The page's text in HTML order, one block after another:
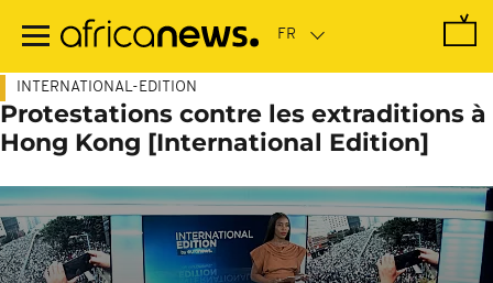
contenu
INTERNATIONAL-EDITION
Protestations contre les extraditions à
Hong Kong [International Edition]